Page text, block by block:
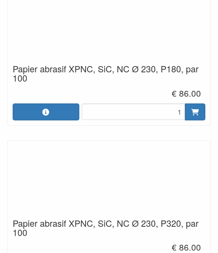
Papier abrasif XPNC, SiC, NC Ø 230, P180, par
100
€ 86.00
Papier abrasif XPNC, SiC, NC Ø 230, P320, par
100
€ 86.00